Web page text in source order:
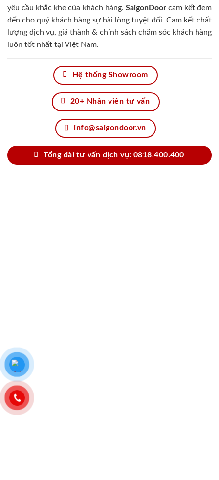
yêu cầu khắc khe của khách hàng. SaigonDoorcam kết đem
đến cho quý khách hàng sự hài lòng tuyệt đối. Cam kết chất
lượng dịch vụ, giá thành & chính sách chăm sóc khách hàng
luôn tốt nhất tại Việt Nam.
Hệ thống Showroom
20+ Nhân viên tư vấn
info@saigondoor.vn
Tổng đài tư vấn dịch vụ: 0818.400.400